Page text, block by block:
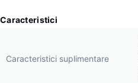
Caracteristici
Caracteristici suplimentare